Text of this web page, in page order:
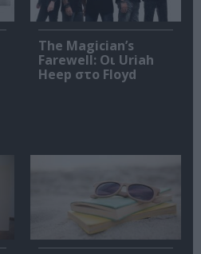
The Magician’s
Farewell: Οι Uriah
Heep στο Floyd